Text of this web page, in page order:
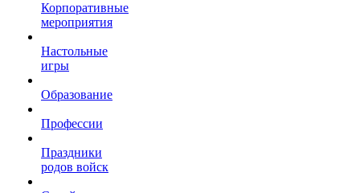
Корпоративные
мероприятия
Настольные
игры
Образование
Профессии
Праздники
родов войск